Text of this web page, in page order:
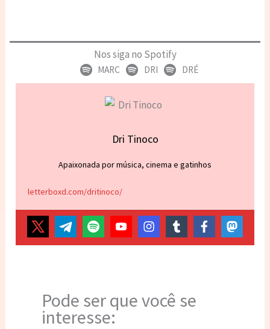
Nos siga no Spotify
MARC DRI DRÉ
Dri Tinoco
Apaixonada por música, cinema e gatinhos
letterboxd.com/dritinoco/
Pode ser que você se
interesse: